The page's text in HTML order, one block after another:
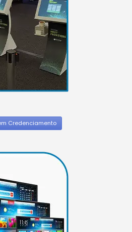
Credenciamento